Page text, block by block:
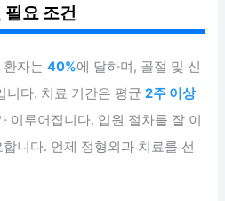
요 조건
환자는40%에 달하며, 골절 및 신
니다. 치료 기간은 평균2주 이상
이루어집니다. 입원 절차를 잘 이
니다. 언제 정형외과 치료를 선